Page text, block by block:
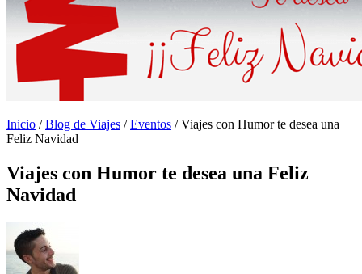
Inicio /Blog de Viajes /Eventos /Viajes con Humor te desea una
Feliz Navidad
Viajes con Humor te desea una Feliz
Navidad